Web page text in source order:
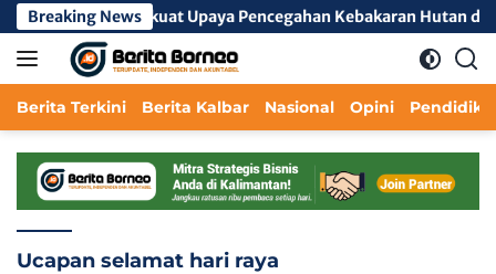
Langsung
ke
konten
Breaking News
Sektor Perkuat Upaya Pencegahan Kebakaran Hutan dan
Berita Terkini Berita Kalbar Nasional Opini
Ucapan selamat hari raya